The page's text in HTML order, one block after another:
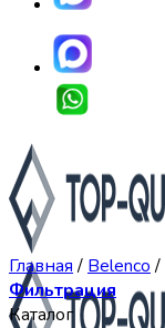
Главная / Belenco /
Фильтрация
Каталог